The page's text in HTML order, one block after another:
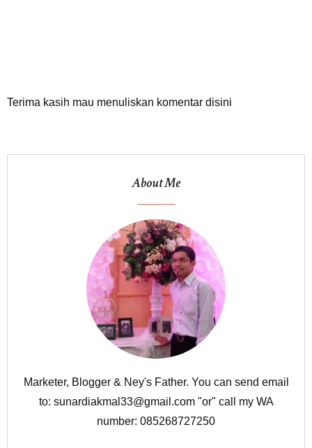
Terima kasih mau menuliskan komentar disini
About Me
Marketer, Blogger & Ney's Father. You can send email
to: sunardiakmal33@gmail.com "or" call my WA
number: 085268727250